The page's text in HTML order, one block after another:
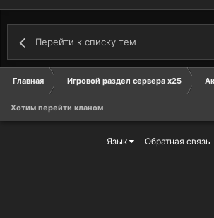
Перейти к списку тем
Главная Игровой раздел сервера х25
Хотим перейти кланом
Язык Обратная связь